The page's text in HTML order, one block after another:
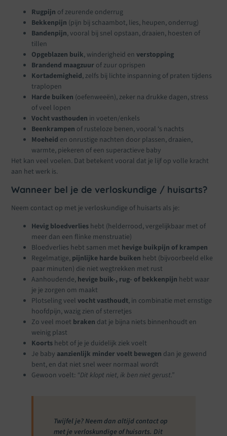
Rugpijn of zeurende onderrug
Bekkenpijn (pijn bij schaambot, lies, heupen, onderrug)
Bandenpijn, vooral bij snel opstaan, draaien, hoesten of
tillen
Opgeblazen buik, winderigheid enverstopping
Brandend maagzuur of zuur oprispen
Kortademigheid, zelfs bij lichte inspanning of praten tijdens
traplopen
Harde buiken (oefenweeën), zeker na drukke dagen, stress
of veel lopen
Vocht vasthouden in voeten/enkels
Beenkrampen of rusteloze benen, vooral ‘s nachts
Moeheid en onrustige nachten door plassen, draaien,
warmte, piekeren of een superactieve baby
Het kan veel voelen. Dat betekent vooral dat je lijf op volle kracht
aan het werk is.
Wanneer bel je de verloskundige / huisarts?
Neem contact op met je verloskundige of huisarts als je:
Hevig bloedverlies hebt (helderrood, vergelijkbaar met of
meer dan een flinke menstruatie)
Bloedverlies hebt samen met hevige buikpijn of krampen
Regelmatige, pijnlijke harde buiken hebt (bijvoorbeeld elke
paar minuten) die niet wegtrekken met rust
Aanhoudende, hevige buik-, rug- of bekkenpijn hebt waar
je je zorgen om maakt
Plotseling veelvocht vasthoudt, in combinatie met ernstige
hoofdpijn, wazig zien of sterretjes
Zo veel moet braken dat je bijna niets binnenhoudt en
weinig plast
Koorts hebt of je je duidelijk ziek voelt
Je baby aanzienlijk minder voelt bewegen dan je gewend
bent, en dat niet snel weer normaal wordt
Gewoon voelt: “Dit klopt niet, ik ben niet gerust.”
Twijfel je? Neem dan altijd contact op
met je verloskundige of huisarts. Dit